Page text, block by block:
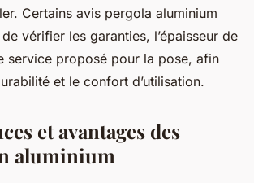
Certains avis pergola aluminium
vérifier les garanties, l’épaisseur de
service proposé pour la pose, afin
et le confort d’utilisation.
et avantages des
aluminium